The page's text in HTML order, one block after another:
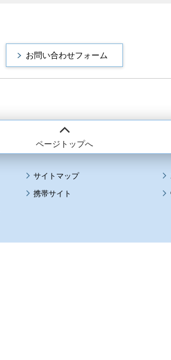
ページトップへ
サイトマップ
携帯サイト